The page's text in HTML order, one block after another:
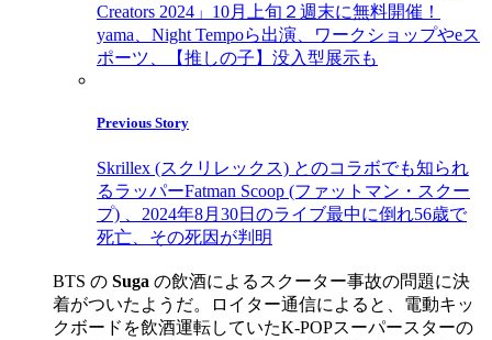
Creators 2024」10月上旬２週末に無料開催！
yama、Night Tempoら出演、ワークショップやeス
ポーツ、【推しの子】没入型展示も
Previous Story
Skrillex (スクリレックス) とのコラボでも知られ
るラッパーFatman Scoop (ファットマン・スクー
プ) 、2024年8月30日のライブ最中に倒れ56歳で
死亡、その死因が判明
BTS の Suga の飲酒によるスクーター事故の問題に決
着がついたようだ。ロイター通信によると、電動キッ
クボードを飲酒運転していたK-POPスーパースターの